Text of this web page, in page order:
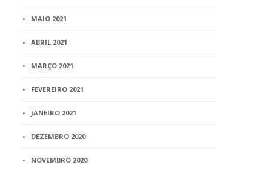
MAIO 2021
ABRIL 2021
MARÇO 2021
FEVEREIRO 2021
JANEIRO 2021
DEZEMBRO 2020
NOVEMBRO 2020